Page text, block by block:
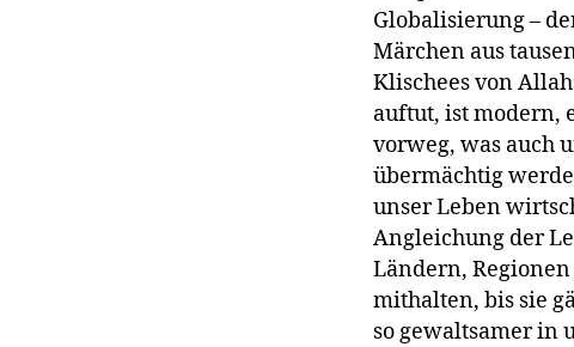
Globalisierung –
Märchen aus
Klischees von
auftut, ist modern,
vorweg, was auch
übermächtig
unser Leben
Angleichung der
Ländern,
mithalten, bis sie
so gewaltsamer in